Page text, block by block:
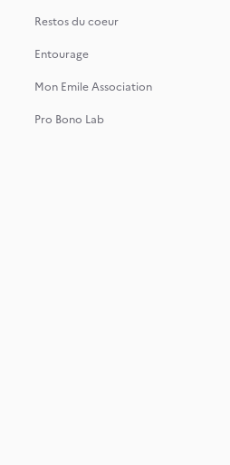
Restos du coeur
Entourage
Mon Emile Association
Pro Bono Lab